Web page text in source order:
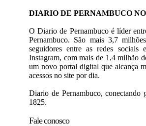
DIARIO DE PERNAMBUCO
O Diario de Pernambuco é líder
Pernambuco. São mais 3,7
seguidores entre as redes sociais
Instagram, com mais de 1,4 milhão
um novo portal digital que alcança
acessos no site por dia.
Diario de Pernambuco, conectando
1825.
Fale conosco